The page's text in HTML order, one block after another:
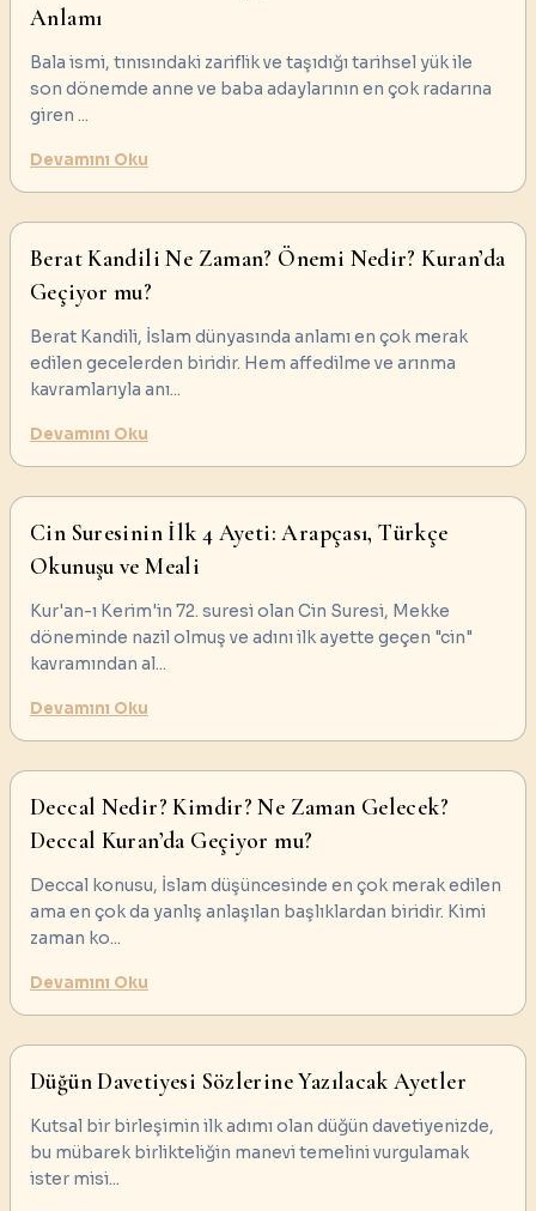
Anlamı
Bala ismi, tınısındaki zariflik ve taşıdığı tarihsel yük ile
son dönemde anne ve baba adaylarının en çok radarına
giren ...
Devamını Oku
Berat Kandili Ne Zaman? Önemi Nedir? Kuran’da
Geçiyor mu?
Berat Kandili, İslam dünyasında anlamı en çok merak
edilen gecelerden biridir. Hem affedilme ve arınma
kavramlarıyla anı...
Devamını Oku
Cin Suresinin İlk 4 Ayeti: Arapçası, Türkçe
Okunuşu ve Meali
Kur'an-ı Kerim'in 72. suresi olan Cin Suresi, Mekke
döneminde nazil olmuş ve adını ilk ayette geçen "cin"
kavramından al...
Devamını Oku
Deccal Nedir? Kimdir? Ne Zaman Gelecek?
Deccal Kuran’da Geçiyor mu?
Deccal konusu, İslam düşüncesinde en çok merak edilen
ama en çok da yanlış anlaşılan başlıklardan biridir. Kimi
zaman ko...
Devamını Oku
Düğün Davetiyesi Sözlerine Yazılacak Ayetler
Kutsal bir birleşimin ilk adımı olan düğün davetiyenizde,
bu mübarek birlikteliğin manevi temelini vurgulamak
ister misi...